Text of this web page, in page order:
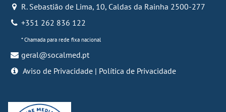
R. Sebastião de Lima, 10, Caldas da Rainha 2500-277
+351 262 836 122
* Chamada para rede fixa nacional
geral@socalmed.pt
Aviso de Privacidade| Política de Privacidade